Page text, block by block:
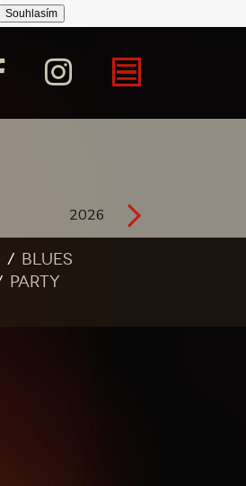
Souhlasím
2026
Blues
Party